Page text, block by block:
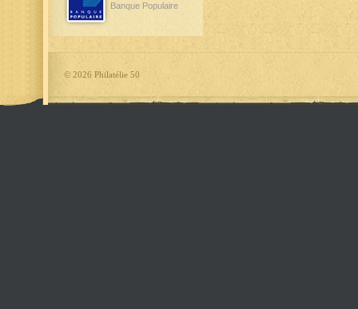
Banque Populaire
© 2026 Philatélie 50